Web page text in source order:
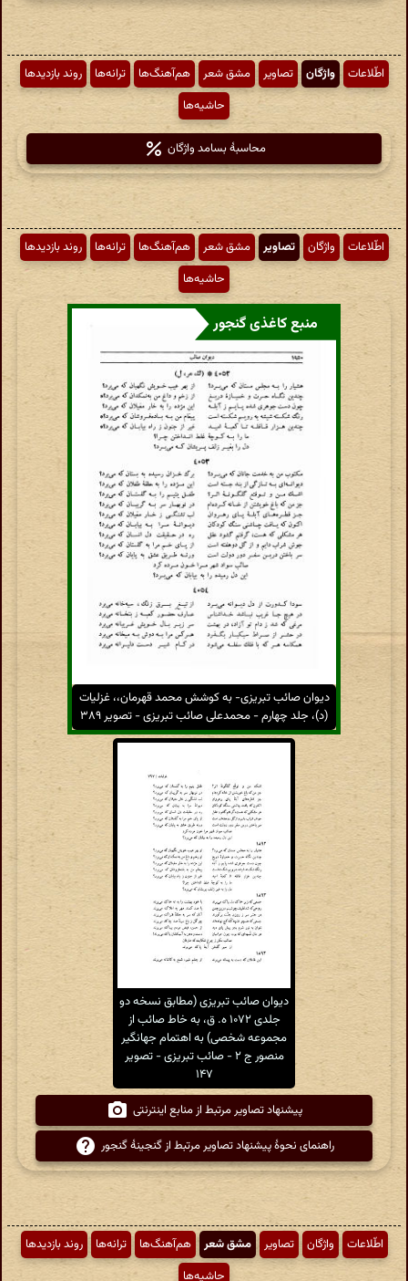
اطّلاعات واژگان تصاویر مشق شعر هم‌آهنگ‌ها ترانه‌ها
روند بازدیدها
حاشیه‌ها
محاسبهٔ بسامد واژگان
اطّلاعات واژگان تصاویر مشق شعر هم‌آهنگ‌ها ترانه‌ها
روند بازدیدها
حاشیه‌ها
منبع کاغذی گنجور
دیوان صائب تبریزی- به کوشش محمد قهرمان،، غزلیات
(د)، جلد چهارم - محمدعلی صائب تبریزی - تصویر ۳۸۹
دیوان صائب تبریزی (مطابق نسخه دو
جلدی ۱۰۷۲ ه. ق، به خاط صائب از
مجموعه شخصی) به اهتمام جهانگیر
منصور ج ۲ - صائب تبریزی - تصویر
۱۴۷
پیشنهاد تصاویر مرتبط از منابع اینترنتی
راهنمای نحوهٔ پیشنهاد تصاویر مرتبط از گنجینهٔ گنجور
اطّلاعات واژگان تصاویر مشق شعر هم‌آهنگ‌ها ترانه‌ها
روند بازدیدها
حاشیه‌ها